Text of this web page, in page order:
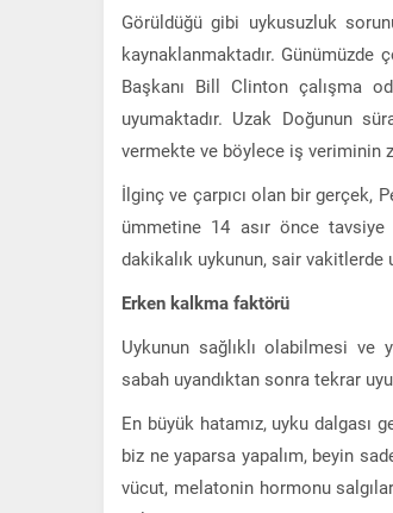
Görüldüğü gibi uykusuzluk
kaynaklanmaktadır. Günümüzde
Başkanı Bill Clinton çalışma
uyumaktadır. Uzak Doğunun
vermekte ve böylece iş veriminin
İlginç ve çarpıcı olan bir gerçek,
ümmetine 14 asır önce
dakikalık uykunun, sair vakitlerde
Erken kalkma faktörü
Uykunun sağlıklı olabilmesi ve
sabah uyandıktan sonra tekrar
En büyük hatamız, uyku dalgası
biz ne yaparsa yapalım, beyin
vücut, melatonin hormonu